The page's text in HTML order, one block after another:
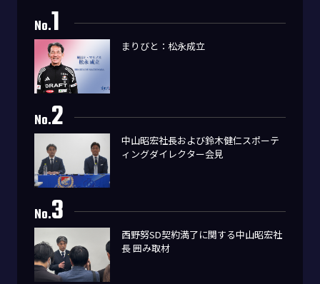
No.1
まりびと：松永成立
No.2
中山昭宏社長および鈴木健仁スポーテ
ィングダイレクター会見
No.3
西野努SD契約満了に関する中山昭宏社
長 囲み取材